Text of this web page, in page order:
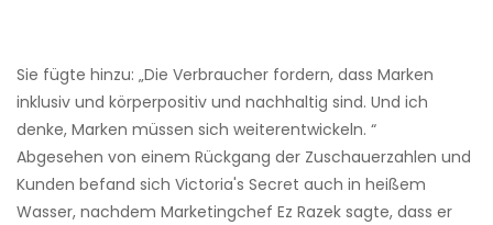
Sie fügte hinzu: „Die Verbraucher fordern, dass Marken
inklusiv und körperpositiv und nachhaltig sind. Und ich
denke, Marken müssen sich weiterentwickeln. “
Abgesehen von einem Rückgang der Zuschauerzahlen und
Kunden befand sich Victoria's Secret auch in heißem
Wasser, nachdem Marketingchef Ez Razek sagte, dass er